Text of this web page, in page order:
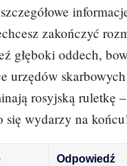
zakończyć
głęboki oddech,
urzędów skarbowych
rosyjską ruletkę
się wydarzy na
Odpowiedź